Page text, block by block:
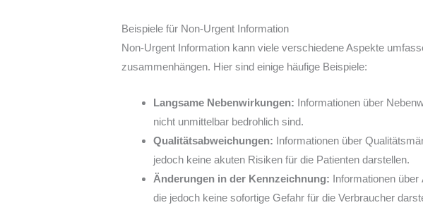
Beispiele für Non-Urgent Information
Non-Urgent Information kann viele verschiedene Aspekte
zusammenhängen. Hier sind einige häufige Beispiele:
Langsame Nebenwirkungen: Informationen über
nicht unmittelbar bedrohlich sind.
Qualitätsabweichungen: Informationen über
jedoch keine akuten Risiken für die Patienten darstellen.
Änderungen in der Kennzeichnung: Informationen
die jedoch keine sofortige Gefahr für die Verbraucher